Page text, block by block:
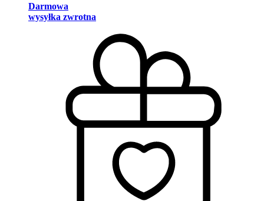
Darmowa
wysyłka zwrotna